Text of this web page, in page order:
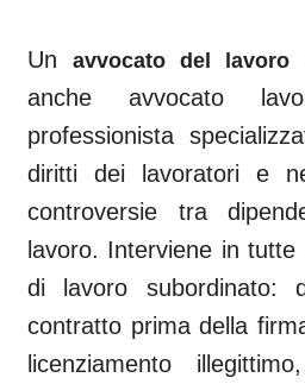
Unavvocato del lavoro
anche avvocato
professionista
diritti dei lavoratori e
controversie tra
lavoro. Interviene in
di lavoro subordinato:
contratto prima della
licenziamento